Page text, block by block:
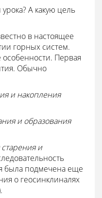
А какую цель
в настоящее
горных систем.
Первая
Обычно
и накопления
и образования
старения и
была подмечена еще
о геосинклиналях